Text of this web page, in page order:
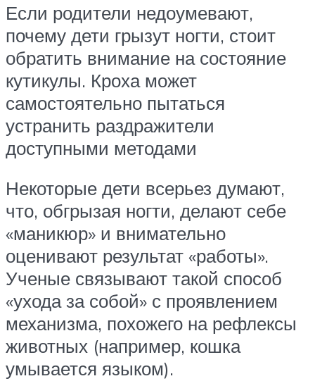
Если родители недоумевают,
почему дети грызут ногти, стоит
обратить внимание на состояние
кутикулы. Кроха может
самостоятельно пытаться
устранить раздражители
доступными методами
Некоторые дети всерьез думают,
что, обгрызая ногти, делают себе
«маникюр» и внимательно
оценивают результат «работы».
Ученые связывают такой способ
«ухода за собой» с проявлением
механизма, похожего на рефлексы
животных (например, кошка
умывается языком).